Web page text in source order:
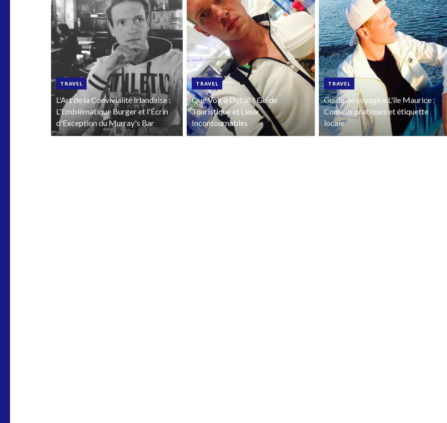
TRAVEL
L'Art de la Convivialité Irlandaise :
L'Emblématique Burger et l'Écrin
d'Exception du Murray's Bar
TRAVEL
Que Voir à Dubaï ? Guide
Touristique et Lieux
Incontournables
TRAVEL
Guide de voyage a L'île Maurice :
Conseils pratiques et étiquette
locale